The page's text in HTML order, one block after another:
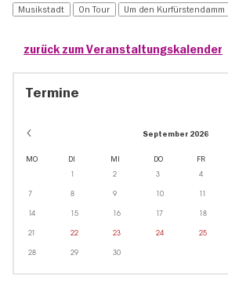
Musikstadt On Tour Um den Kurfürstendamm
zurück zum Veranstaltungskalender
Termine
September 2026
MO DI MI DO FR
1 2 3 4
7 8 9 10 11
14 15 16 17 18
21 22 23 24 25
28 29 30